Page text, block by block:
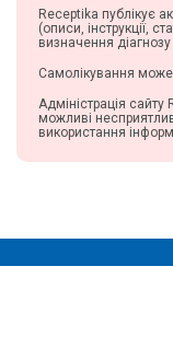
Receptika публікує
(описи, інструкції,
визначення
Самолікування
Адміністрація сайту
можливі
використання